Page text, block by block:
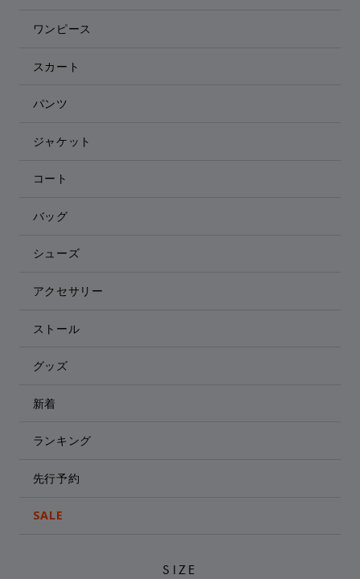
ワンピース
スカート
パンツ
ジャケット
コート
バッグ
シューズ
アクセサリー
ストール
グッズ
新着
ランキング
先行予約
SALE
SIZE